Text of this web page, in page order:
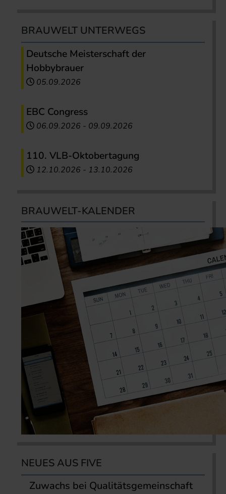
BRAUWELT UNTERWEGS
Deutsche Meisterschaft der
Hobbybrauer
05.09.2026
EBC Congress
06.09.2026 - 09.09.2026
110. VLB-Oktobertagung
12.10.2026 - 13.10.2026
BRAUWELT-KALENDER
NEUES AUS FIVE
Zuwachs bei Qualitätsgemeinschaft